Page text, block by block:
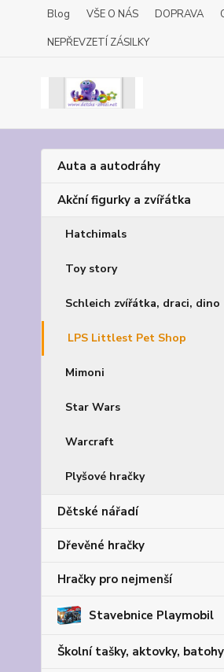
Blog VŠE O NÁS DOPRAVA
NEPŘEVZETÍ ZÁSILKY
Auta a autodráhy
Akční figurky a zvířátka
Hatchimals
Toy story
Schleich zvířátka, draci, dino
LPS Littlest Pet Shop
Mimoni
Star Wars
Warcraft
Plyšové hračky
Dětské nářadí
Dřevěné hračky
Hračky pro nejmenší
Stavebnice Playmobil
Školní tašky, aktovky, batohy